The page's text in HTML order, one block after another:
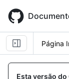
main
content
Página
Esta versão